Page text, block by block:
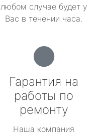
любом случае будет у
Вас в течении часа.
Гарантия на
работы по
ремонту
Наша компания